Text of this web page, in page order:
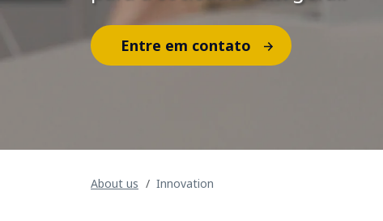
Entre em contato
About us Innovation